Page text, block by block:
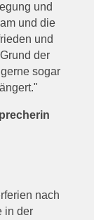
und
und die
und
der
sogar
nach
in der